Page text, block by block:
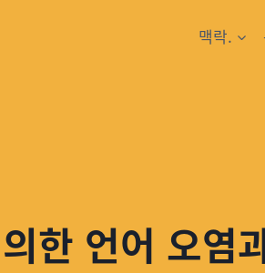
맥락.
한 언어 오염